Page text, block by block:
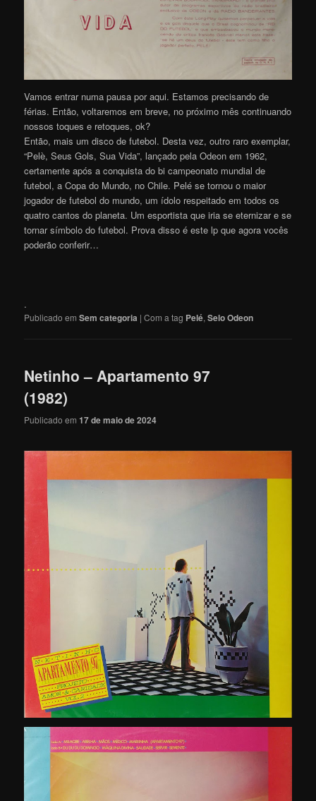
Vamos entrar numa pausa por aqui. Estamos precisando de
férias. Então, voltaremos em breve, no próximo mês continuando
nossos toques e retoques, ok?
Então, mais um disco de futebol. Desta vez, outro raro exemplar,
“Pelè, Seus Gols, Sua Vida”, lançado pela Odeon em 1962,
certamente após a conquista do bi campeonato mundial de
futebol, a Copa do Mundo, no Chile. Pelé se tornou o maior
jogador de futebol do mundo, um ídolo respeitado em todos os
quatro cantos do planeta. Um esportista que iria se eternizar e se
tornar símbolo do futebol. Prova disso é este lp que agora vocês
poderão conferir…
.
Publicado em Sem categoria |Com a tag Pelé,Selo Odeon
Netinho – Apartamento 97
(1982)
Publicado em17 de maio de 2024